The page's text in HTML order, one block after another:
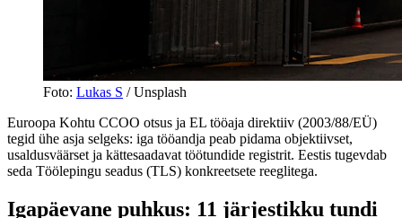
Foto: Lukas S / Unsplash
Euroopa Kohtu CCOO otsus ja EL tööaja direktiiv (2003/88/EÜ)
tegid ühe asja selgeks: iga tööandja peab pidama objektiivset,
usaldusväärset ja kättesaadavat töötundide registrit. Eestis tugevdab
seda Töölepingu seadus (TLS) konkreetsete reeglitega.
Igapäevane puhkus: 11 järjestikku tundi